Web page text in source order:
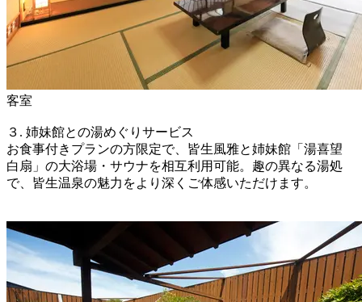
客室
３. 姉妹館との湯めぐりサービス
お食事付きプランの方限定で、皆生風雅と姉妹館「湯喜望
白扇」の大浴場・サウナを相互利用可能。趣の異なる湯処
で、皆生温泉の魅力をより深くご体感いただけます。